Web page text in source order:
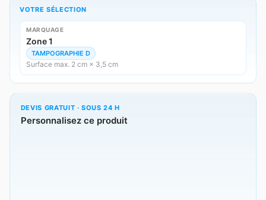
VOTRE SÉLECTION
MARQUAGE
Zone 1
TAMPOGRAPHIE D
Surface max. 2 cm × 3,5 cm
DEVIS GRATUIT · SOUS 24 H
Personnalisez ce produit